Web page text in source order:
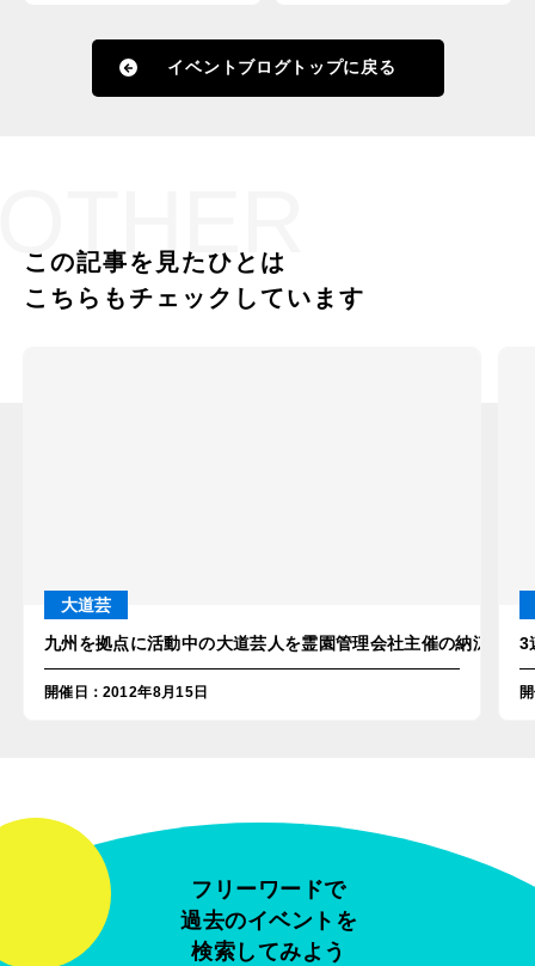
イベントブログトップに戻る
この記事を見たひとは
こちらもチェックしています
大道芸
九州を拠点に活動中の大道芸人を霊園管理会社主催の納涼祭に
開催日 ：2012年8月15日
3
フリーワードで
過去のイベントを
検索してみよう